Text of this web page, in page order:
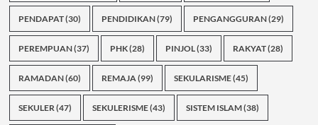
PENDAPAT(30) PENDIDIKAN(79) PENGANGGURAN(29)
PEREMPUAN(37) PHK(28) PINJOL(33) RAKYAT(28)
RAMADAN(60) REMAJA(99) SEKULARISME(45)
SEKULER(47) SEKULERISME(43) SISTEM ISLAM(38)